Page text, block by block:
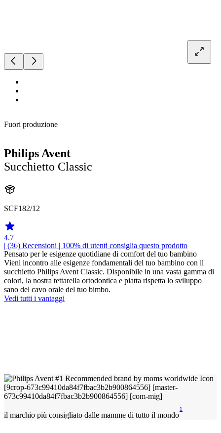
Fuori produzione
Philips Avent
Succhietto Classic
SCF182/12
4.7
| (36) Recensioni | 100% di utenti consiglia questo prodotto
Pensato per le esigenze quotidiane di comfort del tuo bambino
Vieni incontro alle esigenze fondamentali del tuo bambino con il
succhietto Philips Avent Classic. Disponibile in una vasta gamma di
colori, la nostra tettarella ortodontica e piatta rispetta lo sviluppo
sano del cavo orale del tuo bimbo.
Vedi tutti i vantaggi
il marchio più consigliato dalle mamme di tutto il mondo
1